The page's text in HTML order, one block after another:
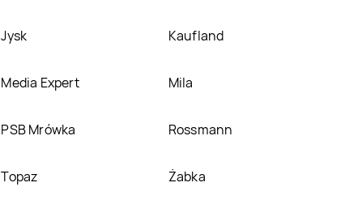
Jysk Kaufland
Media Expert Mila
PSB Mrówka Rossmann
Topaz Żabka